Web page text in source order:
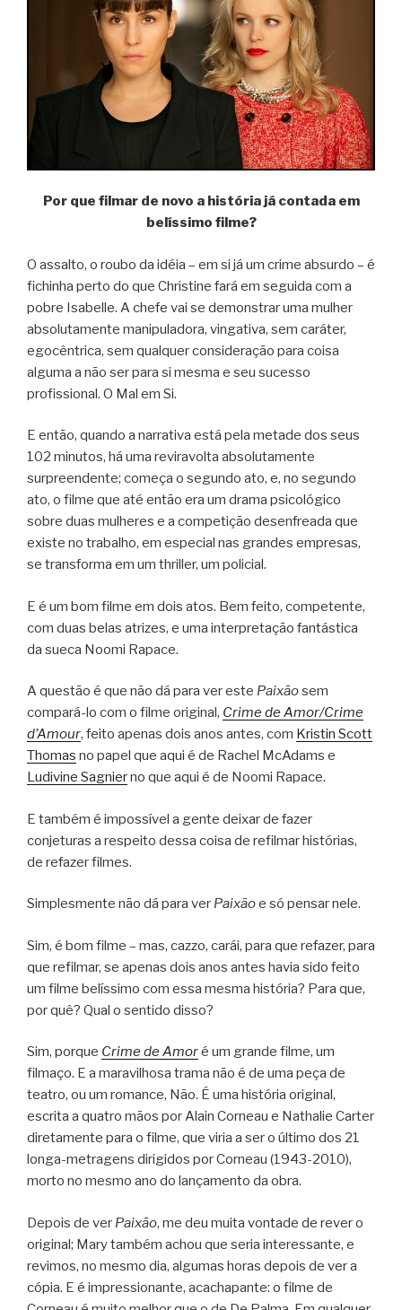
Por que filmar de novo a história já contada em
belíssimo filme?
O assalto, o roubo da idéia – em si já um crime absurdo – é
fichinha perto do que Christine fará em seguida com a
pobre Isabelle. A chefe vai se demonstrar uma mulher
absolutamente manipuladora, vingativa, sem caráter,
egocêntrica, sem qualquer consideração para coisa
alguma a não ser para si mesma e seu sucesso
profissional. O Mal em Si.
E então, quando a narrativa está pela metade dos seus
102 minutos, há uma reviravolta absolutamente
surpreendente; começa o segundo ato, e, no segundo
ato, o filme que até então era um drama psicológico
sobre duas mulheres e a competição desenfreada que
existe no trabalho, em especial nas grandes empresas,
se transforma em um thriller, um policial.
E é um bom filme em dois atos. Bem feito, competente,
com duas belas atrizes, e uma interpretação fantástica
da sueca Noomi Rapace.
A questão é que não dá para ver este Paixãosem
compará-lo com o filme original, Crime de Amor/Crime
d’Amour, feito apenas dois anos antes, com Kristin Scott
Thomas no papel que aqui é de Rachel McAdams e
Ludivine Sagnierno que aqui é de Noomi Rapace.
E também é impossível a gente deixar de fazer
conjeturas a respeito dessa coisa de refilmar histórias,
de refazer filmes.
Simplesmente não dá para ver Paixãoe só pensar nele.
Sim, é bom filme – mas, cazzo, carái, para que refazer, para
que refilmar, se apenas dois anos antes havia sido feito
um filme belíssimo com essa mesma história? Para que,
por quê? Qual o sentido disso?
Sim, porque Crime de Amoré um grande filme, um
filmaço. E a maravilhosa trama não é de uma peça de
teatro, ou um romance, Não. É uma história original,
escrita a quatro mãos por Alain Corneau e Nathalie Carter
diretamente para o filme, que viria a ser o último dos 21
longa-metragens dirigidos por Corneau (1943-2010),
morto no mesmo ano do lançamento da obra.
Depois de ver Paixão, me deu muita vontade de rever o
original; Mary também achou que seria interessante, e
revimos, no mesmo dia, algumas horas depois de ver a
cópia. E é impressionante, acachapante: o filme de